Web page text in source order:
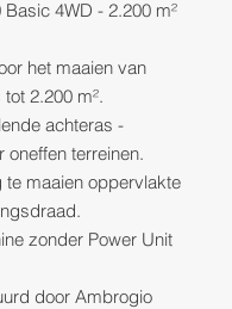
4WD - 2.200 m²
het maaien van
2.200 m².
achteras -
oneffen terreinen.
te maaien oppervlakte
zonder Power Unit
door Ambrogio